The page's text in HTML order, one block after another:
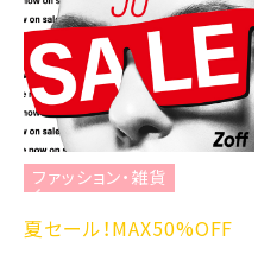
ファッション・雑貨
夏セール！MAX50%OFF